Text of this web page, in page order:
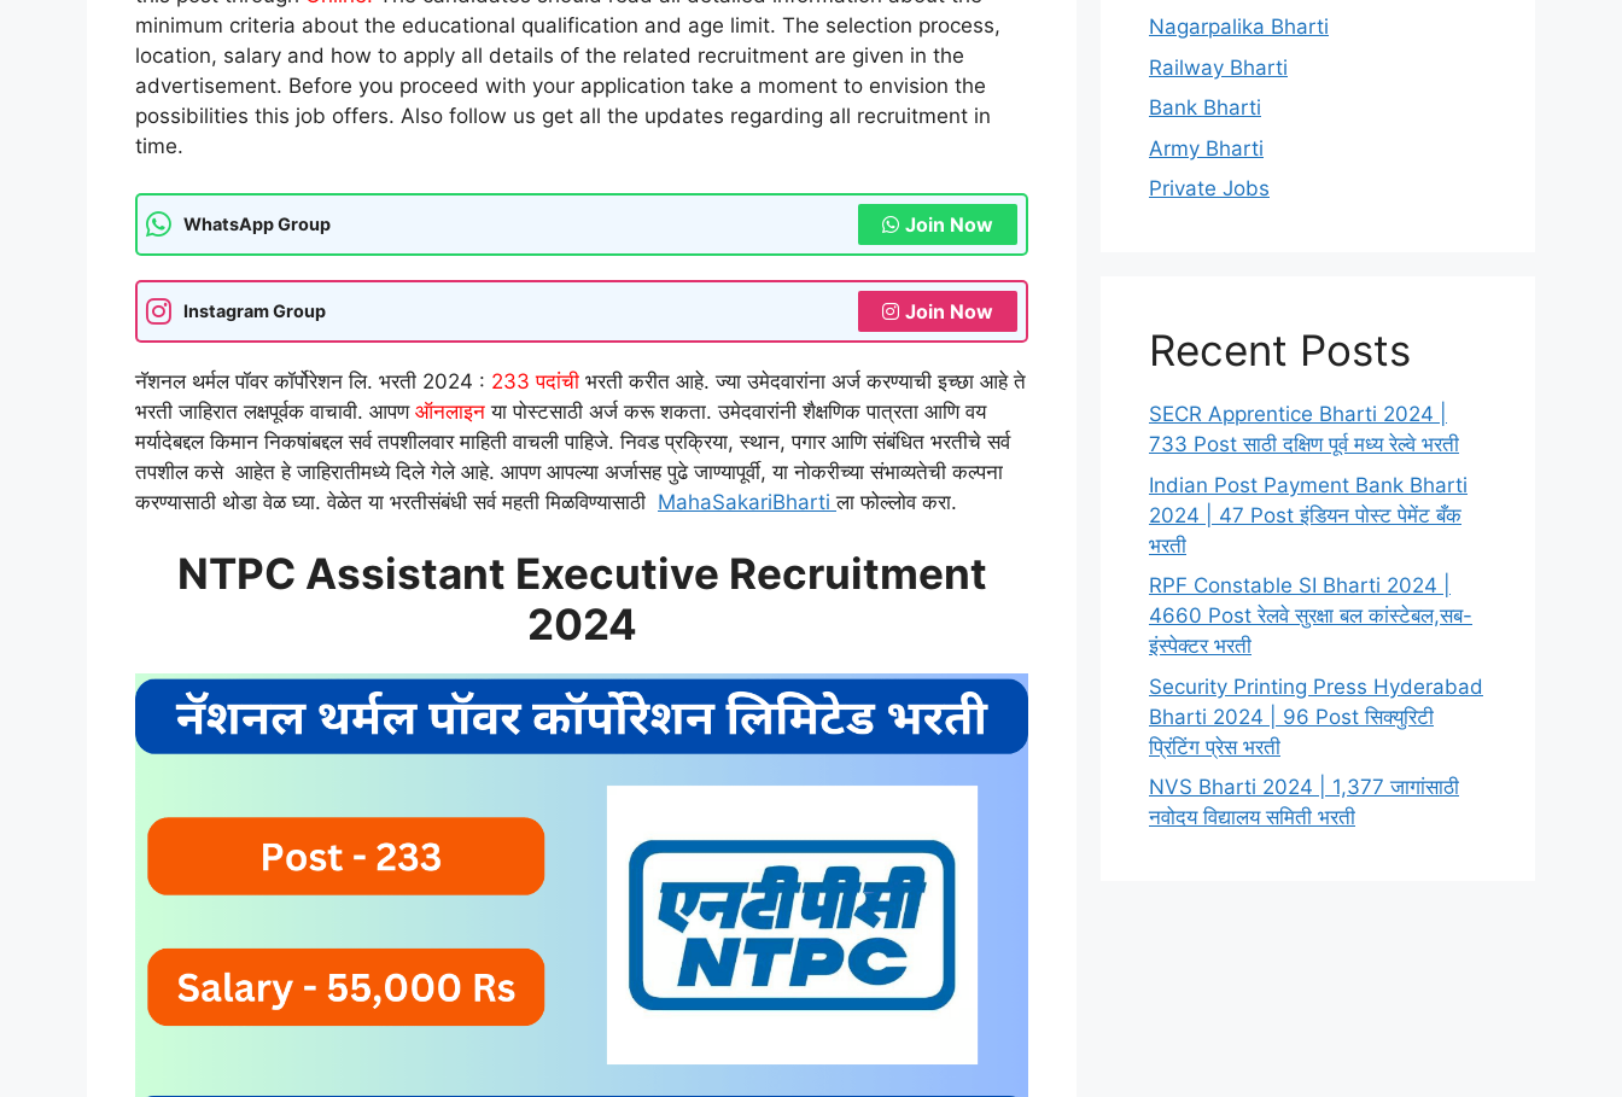
minimum criteria about the educational qualification and age limit. The selection process,
location, salary and how to apply all details of the related recruitment are given in the
advertisement. Before you proceed with your application take a moment to envision the
possibilities this job offers. Also follow us get all the updates regarding all recruitment in
time.
WhatsApp Group Join Now
Instagram Group Join Now
नॅशनल थर्मल पॉवर कॉर्पोरेशन लि. भरती 2024 : 233पदांची भरती करीत आहे. ज्या उमेदवारांना अर्ज करण्याची इच्छा आहे ते
भरती जाहिरात लक्षपूर्वक वाचावी. आपण ऑनलाइन या पोस्टसाठी अर्ज करू शकता. उमेदवारांनी शैक्षणिक पात्रता आणि वय
मर्यादेबद्दल किमान निकषांबद्दल सर्व तपशीलवार माहिती वाचली पाहिजे. निवड प्रक्रिया, स्थान, पगार आणि संबंधित भरतीचे सर्व
तपशील कसे आहेत हे जाहिरातीमध्ये दिले गेले आहे. आपण आपल्या अर्जासह पुढे जाण्यापूर्वी, या नोकरीच्या संभाव्यतेची कल्पना
करण्यासाठी थोडा वेळ घ्या. वेळेत या भरतीसंबंधी सर्व महती मिळविण्यासाठी MahaSakariBhartiला फोल्लोव करा.
NTPC Assistant Executive Recruitment
2024
Nagarpalika Bharti
Railway Bharti
Bank Bharti
Army Bharti
Private Jobs
Recent Posts
SECR Apprentice Bharti 2024 |
733 Post साठी दक्षिण पूर्व मध्य रेल्वे भरती
Indian Post Payment Bank Bharti
2024 | 47 Post इंडियन पोस्ट पेमेंट बँक
भरती
RPF Constable SI Bharti 2024 |
4660 Post रेलवे सुरक्षा बल कांस्टेबल,सब-
इंस्पेक्टर भरती
Security Printing Press Hyderabad
Bharti 2024 | 96 Post सिक्युरिटी
प्रिंटिंग प्रेस भरती
NVS Bharti 2024 | 1,377 जागांसाठी
नवोदय विद्यालय समिती भरती